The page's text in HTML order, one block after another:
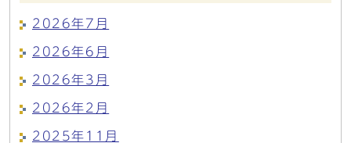
2026年7月
2026年6月
2026年3月
2026年2月
2025年11月